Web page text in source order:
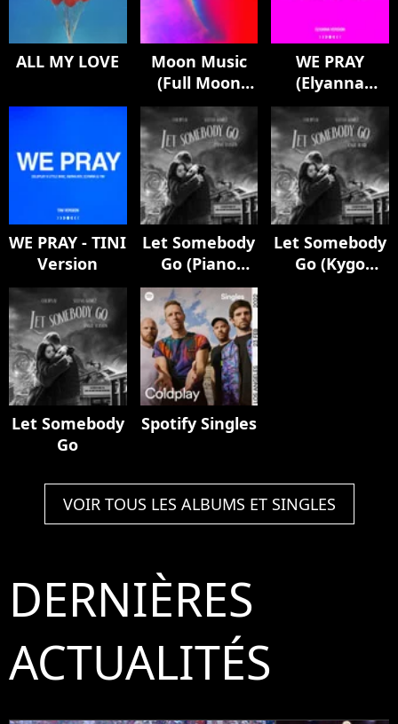
ALL MY LOVE
Moon Music
(Full Moon
Edition)
WE PRAY
(Elyanna
Version)
WE PRAY - TINI
Version
Let Somebody
Go (Piano
Version)
Let Somebody
Go (Kygo
Let Somebody
Go
Spotify Singles
VOIR TOUS LES ALBUMS ET SINGLES
DERNIÈRES
ACTUALITÉS